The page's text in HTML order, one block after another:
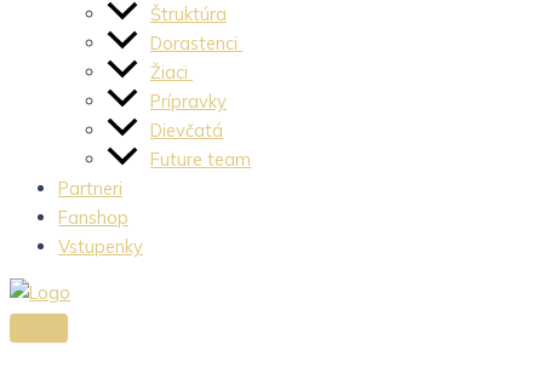
Štruktúra
Dorastenci
Žiaci
Prípravky
Dievčatá
Future team
Partneri
Fanshop
Vstupenky